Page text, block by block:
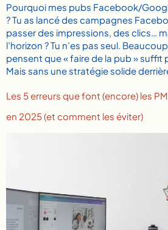
Pourquoi mes pubs Facebook/
? Tu as lancé des campagnes
passer des impressions, des clics…
l’horizon ? Tu n’es pas seul.
pensent que « faire de la pub » suffit
Mais sans une stratégie solide
Les 5 erreurs que font (encore) les
en 2025 (et comment les éviter)